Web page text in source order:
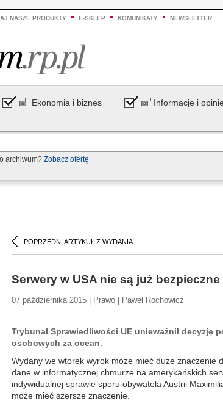
NASZE PRODUKTY E-SKLEP KOMUNIKATY NEWSLETTER
Ekonomia i biznes Informacje i opinie
archiwum? Zobacz ofertę
POPRZEDNI ARTYKUŁ Z WYDANIA
Serwery w USA nie są już bezpieczne
07 października 2015 | Prawo | Paweł Rochowicz
Trybunał Sprawiedliwości UE unieważnił decyzję
osobowych za ocean.
Wydany we wtorek wyrok może mieć duże znaczenie
dane w informatycznej chmurze na amerykańskich
indywidualnej sprawie sporu obywatela Austrii
może mieć szersze znaczenie.